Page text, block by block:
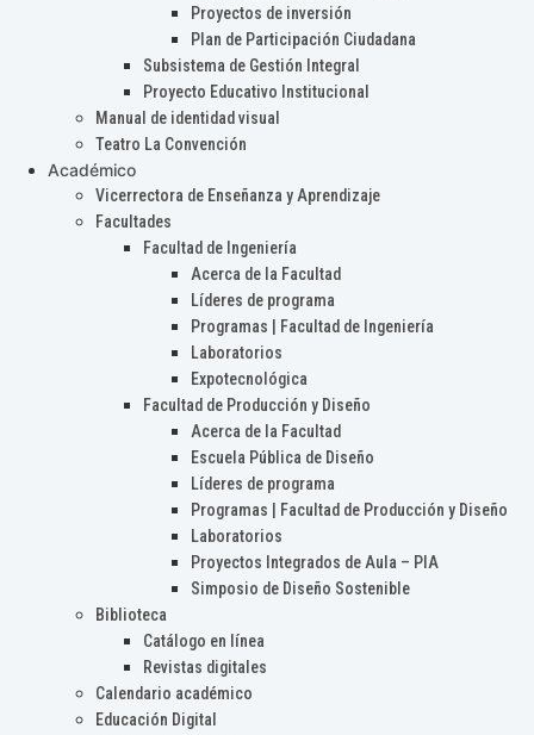
Proyectos de inversión
Plan de Participación Ciudadana
Subsistema de Gestión Integral
Proyecto Educativo Institucional
Manual de identidad visual
Teatro La Convención
Académico
Vicerrectora de Enseñanza y Aprendizaje
Facultades
Facultad de Ingeniería
Acerca de la Facultad
Líderes de programa
Programas | Facultad de Ingeniería
Laboratorios
Expotecnológica
Facultad de Producción y Diseño
Acerca de la Facultad
Escuela Pública de Diseño
Líderes de programa
Programas | Facultad de Producción y Diseño
Laboratorios
Proyectos Integrados de Aula – PIA
Simposio de Diseño Sostenible
Biblioteca
Catálogo en línea
Revistas digitales
Calendario académico
Educación Digital